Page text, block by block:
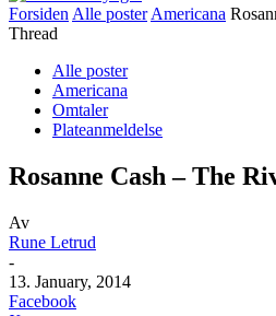
Forsiden Alle poster Americana
Thread
Alle poster
Americana
Omtaler
Plateanmeldelse
Rosanne Cash – The
Av
Rune Letrud
-
13. January, 2014
Facebook